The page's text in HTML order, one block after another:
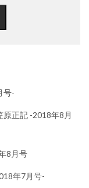
号-
原正記 -2018年8月
8月号
年7月号-